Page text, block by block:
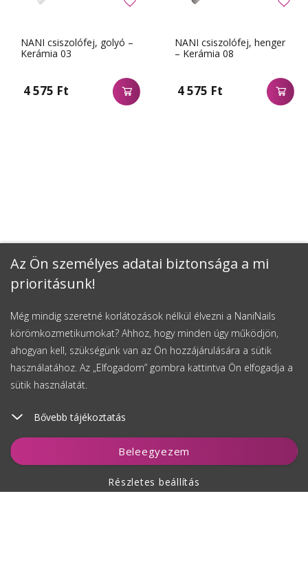
Az Ön személyes adatai biztonsága a mi
prioritásunk!
Még mindig szeretné korlátozások nélkül élvezni a NaniNails
körömkozmetikumokat? Ahhoz, hogy minden úgy működjön,
ahogyan kell, szükségünk van az Ön hozzájárulására a sütik
használatához. Az „Elfogadom” gombra kattintva Ön elfogadja a
sütik használatát.
Bővebb tájékoztatás
Beleegyezem
Részletes beállítás
NANI csiszolófej, golyó –
Kerámia 03
4 575 Ft
NANI csiszolófej, henger
– Kerámia 08
4 575 Ft